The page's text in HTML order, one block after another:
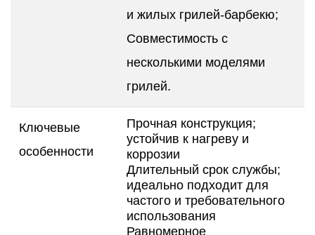
и жилых грилей-барбекю;
Совместимость с
несколькими моделями
грилей.
Ключевые
особенности
Прочная конструкция;
устойчив к нагреву и
коррозии
Длительный срок службы;
идеально подходит для
частого и требовательного
использования
Равномерное